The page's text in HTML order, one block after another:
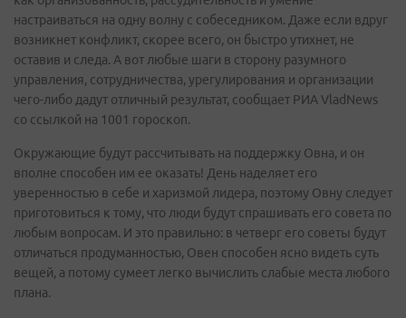
настраиваться на одну волну с собеседником. Даже если вдруг
возникнет конфликт, скорее всего, он быстро утихнет, не
оставив и следа. А вот любые шаги в сторону разумного
управления, сотрудничества, урегулирования и организации
чего-либо дадут отличный результат, сообщает РИА VladNews
со ссылкой на 1001 гороскоп.
Окружающие будут рассчитывать на поддержку Овна, и он
вполне способен им ее оказать! День наделяет его
уверенностью в себе и харизмой лидера, поэтому Овну следует
приготовиться к тому, что люди будут спрашивать его совета по
любым вопросам. И это правильно: в четверг его советы будут
отличаться продуманностью, Овен способен ясно видеть суть
вещей, а потому сумеет легко вычислить слабые места любого
плана.